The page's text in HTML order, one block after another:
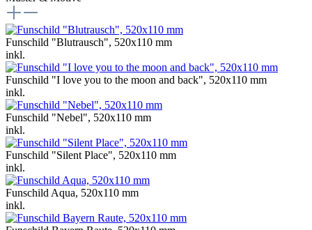
Funschild "Blutrausch", 520x110 mm
inkl.
Funschild "I love you to the moon and back", 520x110 mm
inkl.
Funschild "Nebel", 520x110 mm
inkl.
Funschild "Silent Place", 520x110 mm
inkl.
Funschild Aqua, 520x110 mm
inkl.